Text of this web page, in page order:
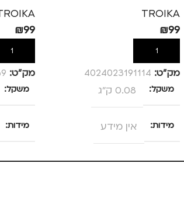
TROIKA
₪99
הוספה לסל
מק”ט: 4024023191114
משקל 0.08 ק"ג
מידות אין מידע
צבע ורוד
₪99
הוספה
מק”ט:
משקל
מידות
צבע